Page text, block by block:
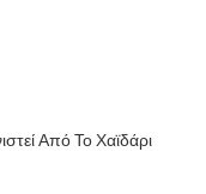
Από Το Χαϊδάρι